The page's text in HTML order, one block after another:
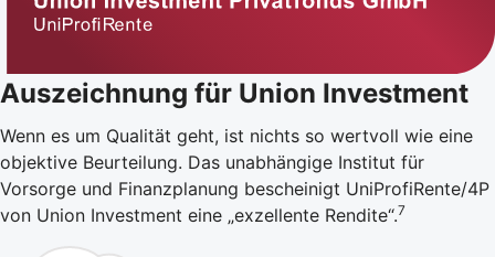
Auszeichnung für Union Investment
Wenn es um Qualität geht, ist nichts so wertvoll wie eine
objektive Beurteilung. Das unabhängige Institut für
Vorsorge und Finanzplanung bescheinigt UniProfiRente/4P
von Union Investment eine „exzellente Rendite“.7